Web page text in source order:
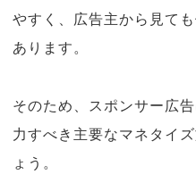
やすく、広告主から見て
あります。
そのため、スポンサー広
力すべき主要なマネタイ
ょう。